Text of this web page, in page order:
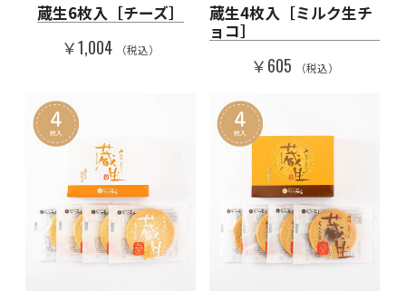
蔵生6枚入［チーズ］
￥1,004 （税込）
蔵生4枚入［ミルク生チ
ョコ］
￥605 （税込）